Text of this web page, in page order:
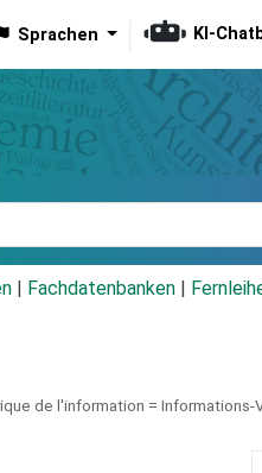
Sprachen KI-
Fachdatenbanken
de l'information = Informations-